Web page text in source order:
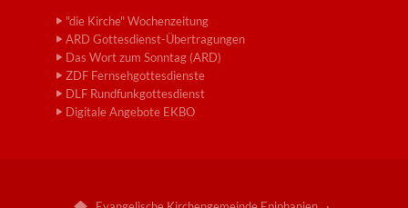
"die Kirche" Wochenzeitung
ARD Gottesdienst-Übertragungen
Das Wort zum Sonntag (ARD)
ZDF Fernsehgottesdienste
DLF Rundfunkgottesdienst
Digitale Angebote EKBO